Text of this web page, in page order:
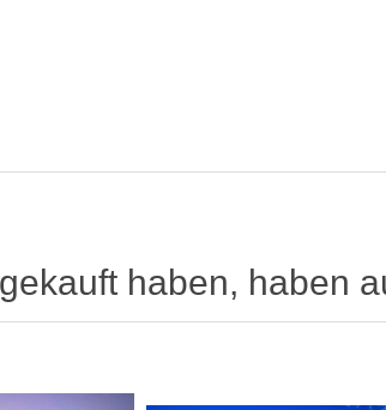
haben, haben